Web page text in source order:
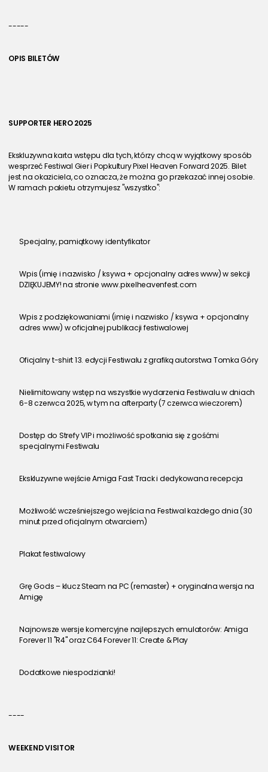
-----
OPIS BILETÓW
SUPPORTER HERO 2025
Ekskluzywna karta wstępu dla tych, którzy chcą w wyjątkowy sposób
wesprzeć Festiwal Gier i Popkultury Pixel Heaven Forward 2025. Bilet
jest na okaziciela, co oznacza, że można go przekazać innej osobie.
W ramach pakietu otrzymujesz "wszystko":
Specjalny, pamiątkowy identyfikator
Wpis (imię i nazwisko / ksywa + opcjonalny adres www) w sekcji
DZIĘKUJEMY! na stronie www.pixelheavenfest.com
Wpis z podziękowaniami (imię i nazwisko / ksywa + opcjonalny
adres www) w oficjalnej publikacji festiwalowej
Oficjalny t-shirt 13. edycji Festiwalu z grafiką autorstwa Tomka Góry
Nielimitowany wstęp na wszystkie wydarzenia Festiwalu w dniach
6-8 czerwca 2025, w tym na afterparty (7 czerwca wieczorem)
Dostęp do Strefy VIP i możliwość spotkania się z gośćmi
specjalnymi Festiwalu
Ekskluzywne wejście Amiga Fast Track i dedykowana recepcja
Możliwość wcześniejszego wejścia na Festiwal każdego dnia (30
minut przed oficjalnym otwarciem)
Plakat festiwalowy
Grę Gods – klucz Steam na PC (remaster) + oryginalna wersja na
Amigę
Najnowsze wersje komercyjne najlepszych emulatorów: Amiga
Forever 11 "R4" oraz C64 Forever 11: Create & Play
Dodatkowe niespodzianki!
----
WEEKEND VISITOR